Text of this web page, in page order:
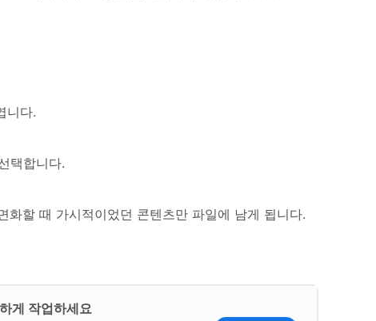
니다.
택합니다.
화할 때 가시적이었던 콘텐츠만 파일에 남게 됩니다.
게 작업하세요